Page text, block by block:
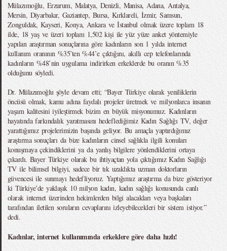
Mülazımoğlu, Erzurum, Malatya, Denizli, Manisa, Adana, Antalya,
Mersin, Diyarbakır, Gaziantep, Bursa, Kırklareli, İzmir, Samsun,
Zonguldak, Kayseri, Konya, Ankara ve İstanbul olmak üzere toplam 18
ilde, 18 yaş ve üzeri toplam 1,502 kişi ile yüz yüze anket yöntemiyle
yapılan araştırman sonuçlarına göre kadınların son 1 yılda internet
kullanım oranının %35’ten %44’e çıktığını, akıllı cep telefonlarında
kadınların %48’nin uygulama indirirken erkeklerde bu oranın %35
olduğunu söyledi.
Dr. Mülazımoğlu şöyle devam etti; “Bayer Türkiye olarak yeniliklerin
öncüsü olmak, kamu adına faydalı projeler üretmek ve milyonlarca insanın
yaşam kalitesini iyileştirmek bizim en büyük misyonumuz. Kadınların
hayatında farkındalık yaratmasını hedeflediğimiz Kadın Sağlığı TV, değer
yarattığımız projelerimizin başında geliyor. Bu amaçla yaptırdığımız
araştırma sonuçları da bize kadınların cinsel sağlıkla ilgili konuları
konuşmaya çekindiklerini ya da yanlış bilgilere yönlendiklerini ortaya
çıkardı. Bayer Türkiye olarak bu ihtiyaçtan yola çıktığımız Kadın Sağlığı
TV ile bilimsel bilgiyi, sadece bir tık uzaklıkta uzman doktorların
güvencesi ile sunmayı hedefliyoruz. Yaptığımız araştırma da bize gösteriyor
ki Türkiye’de yaklaşık 10 milyon kadın, kadın sağlığı konusunda canlı
olarak internet üzerinden hekimlerden bilgi alacakları veya başkaları
tarafından iletilen soruların cevaplarını izleyebilecekleri bir sistem istiyor.”
dedi.
Kadınlar, internet kullanımında erkeklere göre daha hızlı!